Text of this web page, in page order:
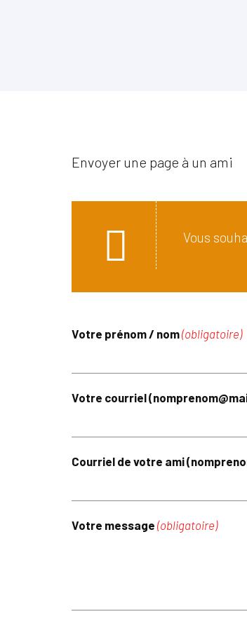
Envoyer une page à un ami
Vous
Votre prénom / nom(obligatoire)
Votre courriel
Courriel de votre ami
Votre message (obligatoire)